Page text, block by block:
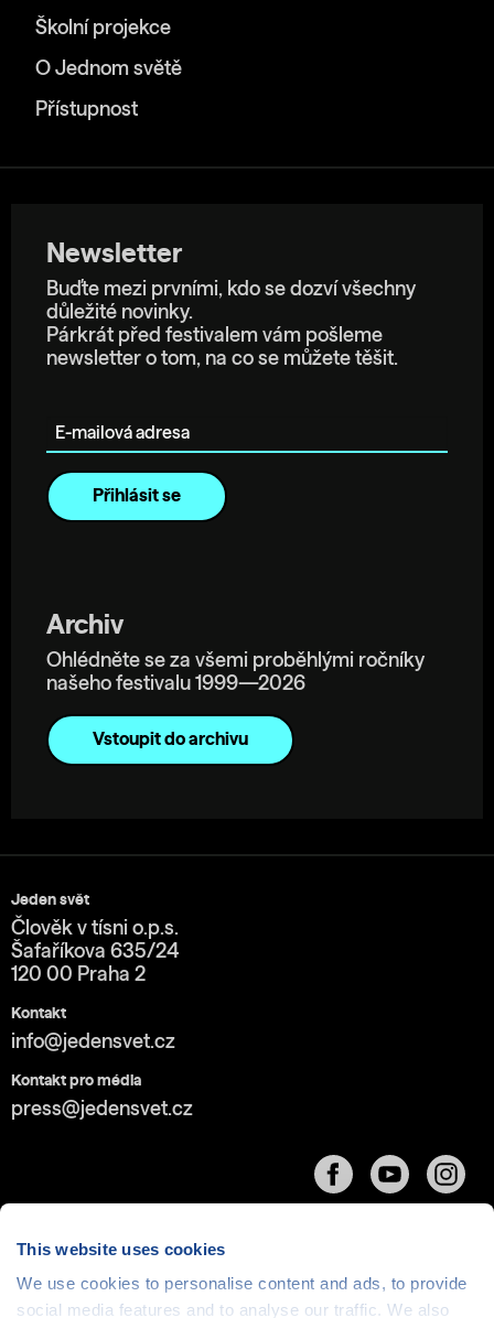
This website uses cookies
We use cookies to personalise content and ads, to provide
social media features and to analyse our traffic. We also
Školní projekce
O Jednom světě
Přístupnost
Newsletter
Buďte mezi prvními, kdo se dozví všechny
důležité novinky.
Párkrát před festivalem vám pošleme
newsletter o tom, na co se můžete těšit.
Archiv
Ohlédněte se za všemi proběhlými ročníky
našeho festivalu 1999—2026
Vstoupit do archivu
Jeden svět
Člověk v tísni o.p.s.
Šafaříkova 635/24
120 00 Praha 2
Kontakt
info@jedensvet.cz
Kontakt pro média
press@jedensvet.cz
Cookies| © 1999-2026 Člověk v tísni o.p.s., web běží